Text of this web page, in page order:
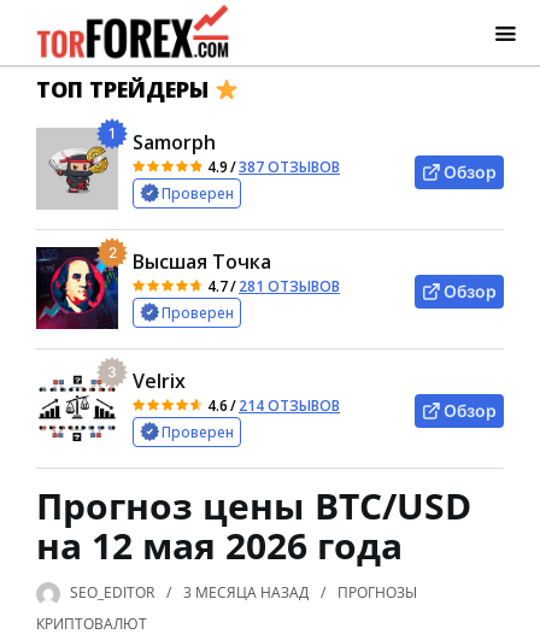
ТОП ТРЕЙДЕРЫ
1 Samorph
4.9/387 ОТЗЫВОВ
Проверен
Обзор
2 Высшая Точка
4.7/281 ОТЗЫВОВ
Проверен
Обзор
3 Velrix
4.6/214 ОТЗЫВОВ
Проверен
Обзор
Прогноз цены BTC/USD
на 12 мая 2026 года
SEO_EDITOR 3 МЕСЯЦА НАЗАД
ПРОГНОЗЫ
КРИПТОВАЛЮТ